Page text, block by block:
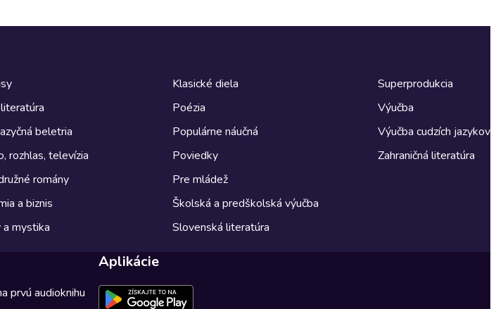
beletria
rozhlas, televízia
romány
a biznis
a mystika
Klasické diela
Poézia
Populárne náučná
Poviedky
Pre mládež
Školská a predškolská výučba
Slovenská literatúra
Superprodukcia
Výučba
Výučba cudzích jazykov
Zahraničná literatúra
prvú audioknihu
Aplikácie